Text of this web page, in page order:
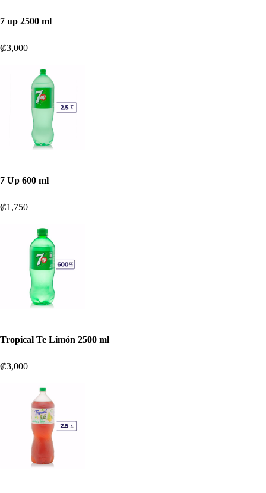
7 up 2500 ml
₡3,000
7 Up 600 ml
₡1,750
Tropical Te Limón 2500 ml
₡3,000